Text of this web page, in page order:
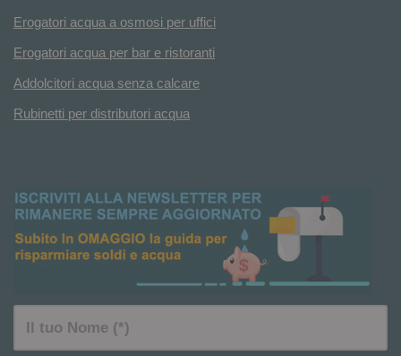
Erogatori acqua a osmosi per uffici
Erogatori acqua per bar e ristoranti
Addolcitori acqua senza calcare
Rubinetti per distributori acqua